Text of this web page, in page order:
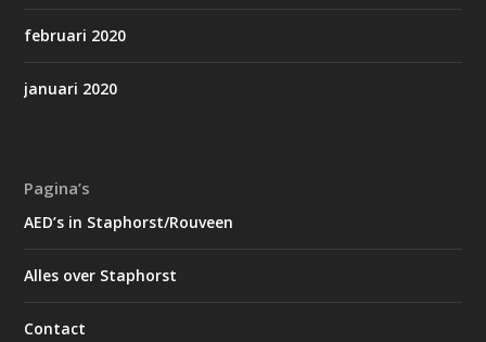
februari 2020
januari 2020
Pagina’s
AED’s in Staphorst/Rouveen
Alles over Staphorst
Contact